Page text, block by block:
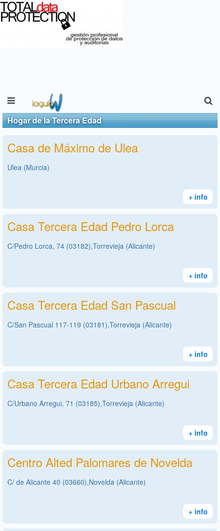
Hogar de la Tercera Edad
Casa de Máximo de Ulea
Ulea (Murcia)
+ info
Casa Tercera Edad Pedro Lorca
C/Pedro Lorca, 74 (03182),Torrevieja (Alicante)
+ info
Casa Tercera Edad San Pascual
C/San Pascual 117-119 (03181),Torrevieja (Alicante)
+ info
Casa Tercera Edad Urbano Arregui
C/Urbano Arregui, 71 (03185),Torrevieja (Alicante)
+ info
Centro Alted Palomares de Novelda
C/ de Alicante 40 (03660),Novelda (Alicante)
+ info